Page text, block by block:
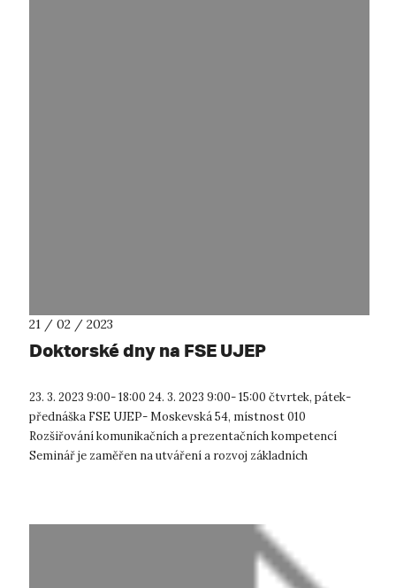
21 / 02 / 2023
Doktorské dny na FSE UJEP
23. 3. 2023 9:00- 18:00 24. 3. 2023 9:00- 15:00 čtvrtek, pátek-
přednáška FSE UJEP- Moskevská 54, místnost 010
Rozšiřování komunikačních a prezentačních kompetencí
Seminář je zaměřen na utváření a rozvoj základních